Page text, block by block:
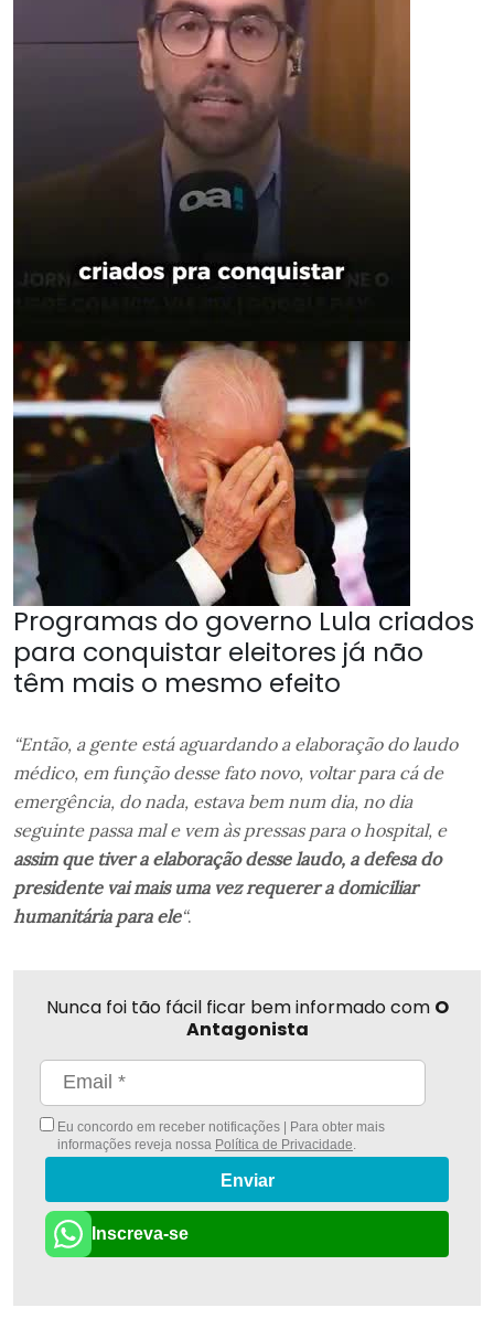
Programas do governo Lula criados
para conquistar eleitores já não
têm mais o mesmo efeito
“Então, a gente está aguardando a elaboração do laudo
médico, em função desse fato novo, voltar para cá de
emergência, do nada, estava bem num dia, no dia
seguinte passa mal e vem às pressas para o hospital, e
assim que tiver a elaboração desse laudo, a defesa do
presidente vai mais uma vez requerer a domiciliar
humanitária para ele“.
Nunca foi tão fácil ficar bem informado com O
Antagonista
Eu concordo em receber notificações | Para obter mais
informações reveja nossa Política de Privacidade
Enviar
Inscreva-se